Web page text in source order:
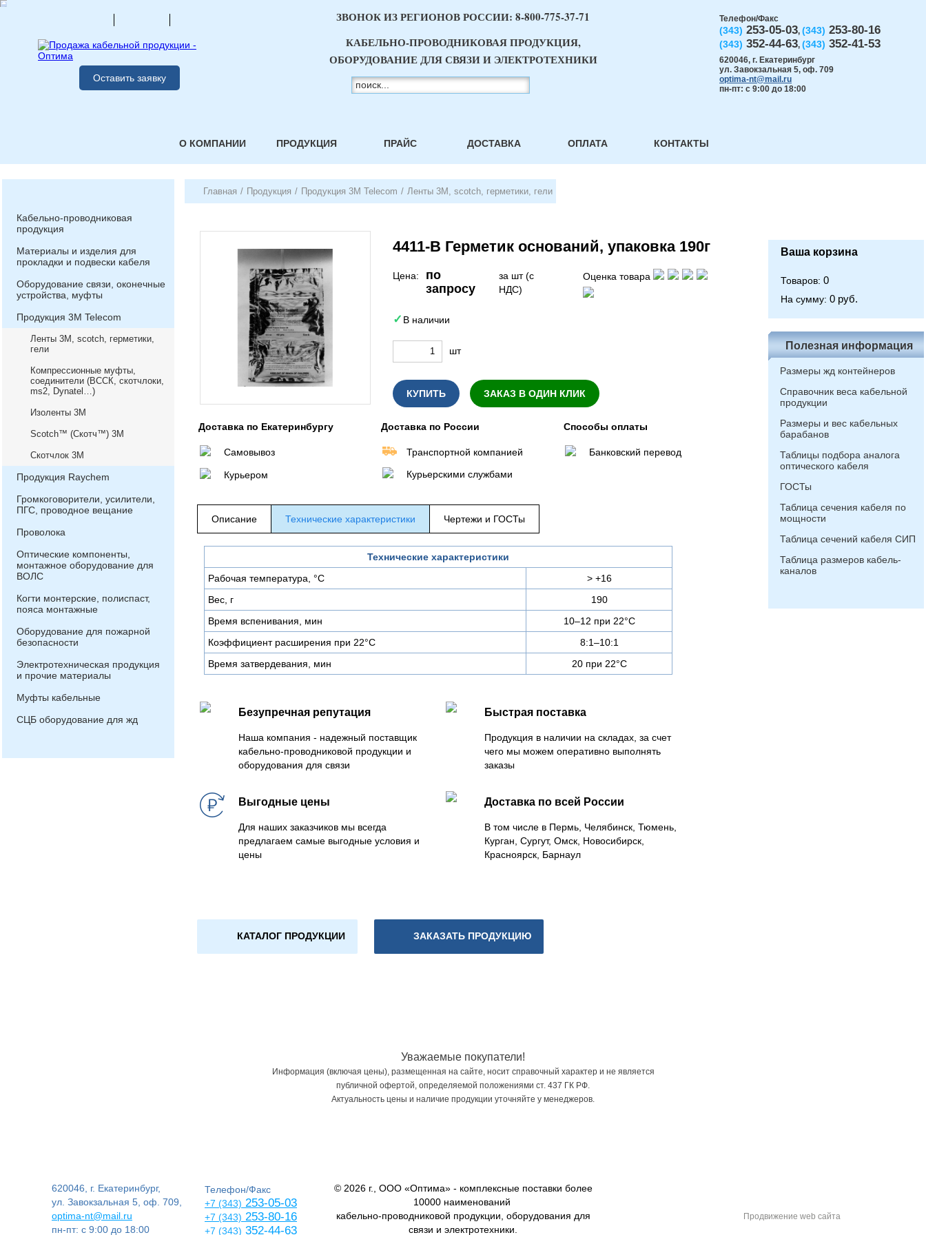
Оставить заявку
Телефон/Факс
(343) 253-05-03, (343) 253-80-16
(343) 352-44-63, (343) 352-41-53
620046, г. Екатеринбург
ул. Завокзальная 5, оф. 709
optima-nt@mail.ru
пн-пт: с 9:00 до 18:00
ЗВОНОК ИЗ РЕГИОНОВ РОССИИ: 8-800-775-37-71
КАБЕЛЬНО-ПРОВОДНИКОВАЯ ПРОДУКЦИЯ,
ОБОРУДОВАНИЕ ДЛЯ СВЯЗИ И ЭЛЕКТРОТЕХНИКИ
О КОМПАНИИ ПРОДУКЦИЯ ПРАЙС ДОСТАВКА ОПЛАТА КОНТАКТЫ
Кабельно-проводниковая
продукция
Материалы и изделия для
прокладки и подвески кабеля
Оборудование связи, оконечные
устройства, муфты
Продукция 3М Telecom
Ленты 3М, scotch, герметики,
гели
Компрессионные муфты,
соединители (ВССК, скотчлоки,
ms2, Dynatel…)
Изоленты 3М
Scotch™ (Скотч™) 3М
Скотчлок 3М
Продукция Raychem
Громкоговорители, усилители,
ПГС, проводное вещание
Проволока
Оптические компоненты,
монтажное оборудование для
ВОЛС
Когти монтерские, полиспаст,
пояса монтажные
Оборудование для пожарной
безопасности
Электротехническая продукция
и прочие материалы
Муфты кабельные
СЦБ оборудование для жд
Главная / Продукция / Продукция 3М Telecom / Ленты 3М, scotch, герметики, гели
4411-B Герметик оснований, упаковка 190г
Цена:
по
запросу
за шт (с
НДС)
Оценка товара
В наличии
шт
КУПИТЬ ЗАКАЗ В ОДИН КЛИК
Доставка по Екатеринбургу
Самовывоз
Курьером
Доставка по России
Транспортной компанией
Курьерскими службами
Способы оплаты
Банковский перевод
Описание Технические характеристики Чертежи и ГОСТы
Технические характеристики
Рабочая температура, °С
> +16
Вес, г
190
Время вспенивания, мин
10–12 при 22°С
Коэффициент расширения при 22°С
8:1–10:1
Время затвердевания, мин
20 при 22°С
Безупречная репутация
Наша компания - надежный поставщик
кабельно-проводниковой продукции и
оборудования для связи
Быстрая поставка
Продукция в наличии на складах, за счет
чего мы можем оперативно выполнять
заказы
Выгодные цены
Для наших заказчиков мы всегда
предлагаем самые выгодные условия и
цены
Доставка по всей России
В том числе в Пермь, Челябинск, Тюмень,
Курган, Сургут, Омск, Новосибирск,
Красноярск, Барнаул
КАТАЛОГ ПРОДУКЦИИ ЗАКАЗАТЬ ПРОДУКЦИЮ
Ваша корзина
Товаров: 0
На сумму: 0 руб.
Полезная информация
Размеры жд контейнеров
Справочник веса кабельной
продукции
Размеры и вес кабельных
барабанов
Таблицы подбора аналога
оптического кабеля
ГОСТы
Таблица сечения кабеля по
мощности
Таблица сечений кабеля СИП
Таблица размеров кабель-
каналов
Уважаемые покупатели!
Информация (включая цены), размещенная на сайте, носит справочный характер и не является
публичной офертой, определяемой положениями ст. 437 ГК РФ.
Актуальность цены и наличие продукции уточняйте у менеджеров.
620046, г. Екатеринбург,
ул. Завокзальная 5, оф. 709,
optima-nt@mail.ru
пн-пт: с 9:00 до 18:00
Телефон/Факс
+7 (343) 253-05-03
+7 (343) 253-80-16
+7 (343) 352-44-63
© 2026 г., ООО «Оптима» - комплексные поставки более
10000 наименований
кабельно-проводниковой продукции, оборудования для
связи и электротехники.
Продвижение web сайта